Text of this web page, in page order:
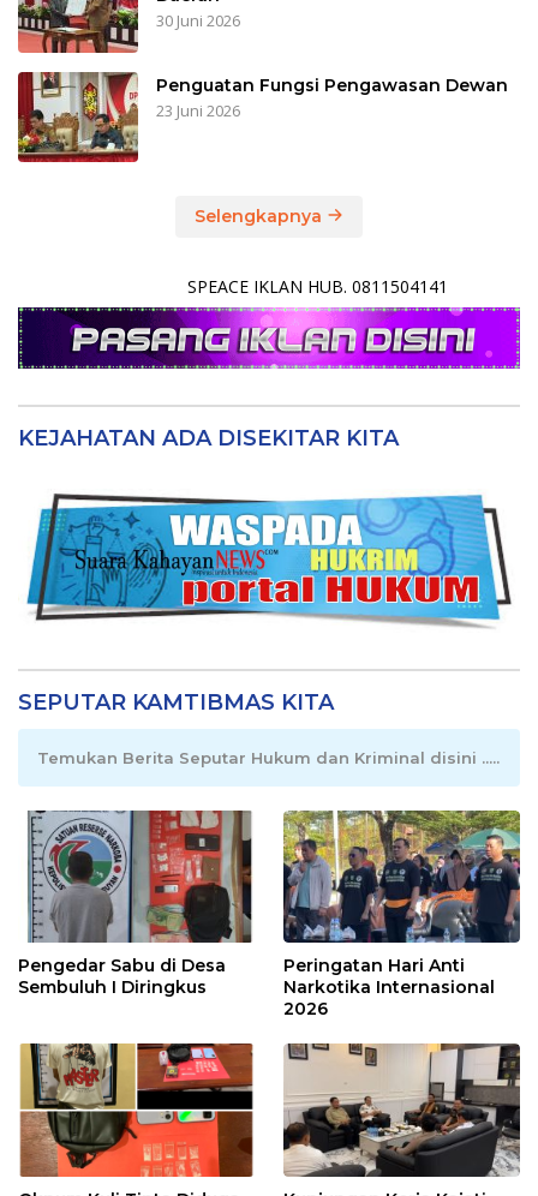
30 Juni 2026
Penguatan Fungsi Pengawasan Dewan
23 Juni 2026
Selengkapnya
SPEACE IKLAN HUB. 0811504141
KEJAHATAN ADA DISEKITAR KITA
SEPUTAR KAMTIBMAS KITA
Temukan Berita Seputar Hukum dan Kriminal disini .....
Pengedar Sabu di Desa
Sembuluh I Diringkus
Peringatan Hari Anti
Narkotika Internasional
2026